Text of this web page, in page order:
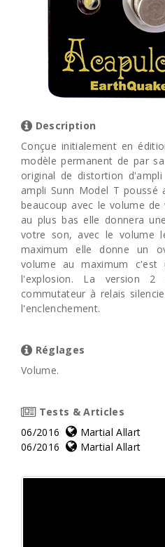
Description
Conçue initialement en
modèle permanent de par
original de distortion
ampli Sunn Model T poussé
beaucoup avec le volume
au plus bas elle donnera
votre son, avec le volume
maximum elle donne un
volume au maximum
l'explosion. La version
commutateur à relais
l'enclenchement.
Réglages
Volume.
Tests & Articles
06/2016
Martial Allart
06/2016
Martial Allart